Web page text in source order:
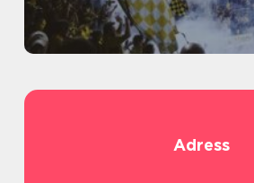
Adress